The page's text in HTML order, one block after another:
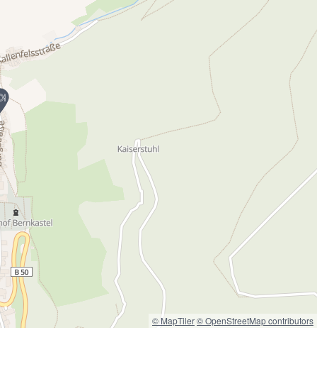
© MapTiler© OpenStreetMap contributors